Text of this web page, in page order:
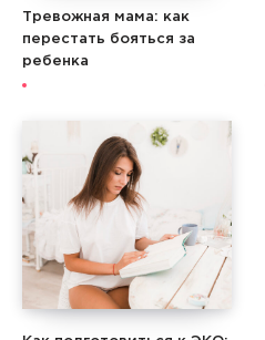
Тревожная мама: как
перестать бояться за
ребенка